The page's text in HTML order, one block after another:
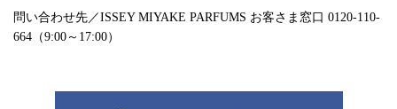
問い合わせ先／ISSEY MIYAKE PARFUMS お客さま窓口 0120-110-
664（9:00～17:00）